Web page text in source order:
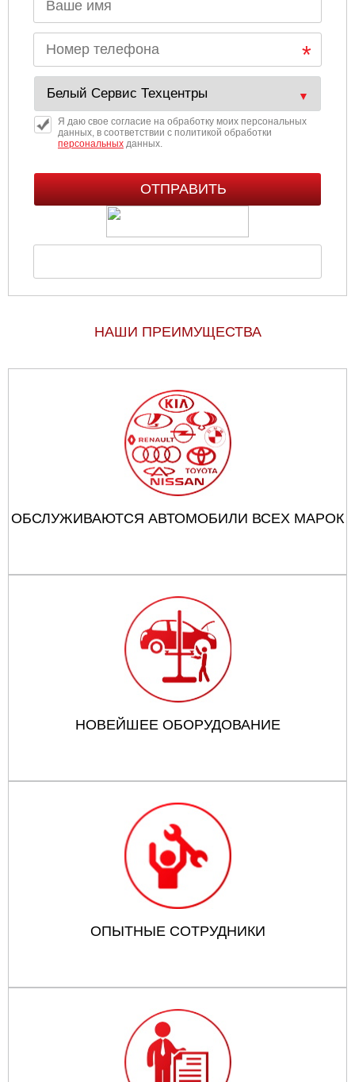
Я даю свое согласие на обработку моих персональных
данных, в соответствии с политикой обработки
персональныхданных.
НАШИ ПРЕИМУЩЕСТВА
ОБСЛУЖИВАЮТСЯ АВТОМОБИЛИ ВСЕХ МАРОК
НОВЕЙШЕЕ ОБОРУДОВАНИЕ
ОПЫТНЫЕ СОТРУДНИКИ